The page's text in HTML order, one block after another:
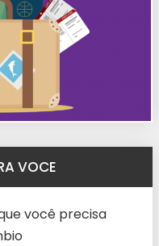
VOCE
você precisa